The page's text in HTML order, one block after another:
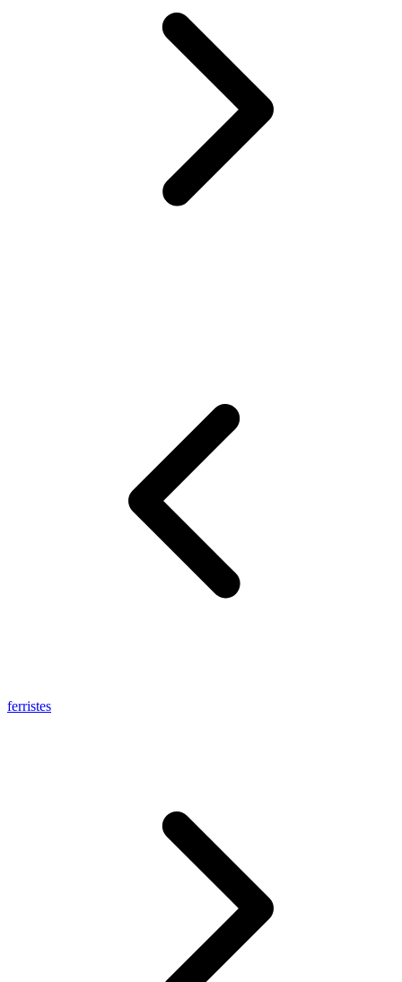
ferristes